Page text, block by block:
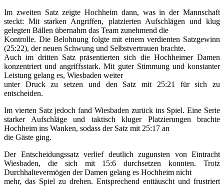
Im zweiten Satz zeigte Hochheim dann, was in der Mannschaft
steckt: Mit starken Angriffen, platzierten Aufschlägen und klug
gelegten Bällen übernahm das Team zunehmend die
Kontrolle. Die Belohnung folgte mit einem verdienten Satzgewinn
(25:22), der neuen Schwung und Selbstvertrauen brachte.
Auch im dritten Satz präsentierten sich die Hochheimer Damen
konzentriert und angriffsstark. Mit guter Stimmung und konstanter
Leistung gelang es, Wiesbaden weiter
unter Druck zu setzen und den Satz mit 25:21 für sich zu
entscheiden.
Im vierten Satz jedoch fand Wiesbaden zurück ins Spiel. Eine Serie
starker Aufschläge und taktisch kluger Platzierungen brachte
Hochheim ins Wanken, sodass der Satz mit 25:17 an
die Gäste ging.
Der Entscheidungssatz verlief deutlich zugunsten von Eintracht
Wiesbaden, die sich mit 15:6 durchsetzen konnten. Trotz
Durchhaltevermögen der Damen gelang es Hochheim nicht
mehr, das Spiel zu drehen. Entsprechend enttäuscht und frustriert